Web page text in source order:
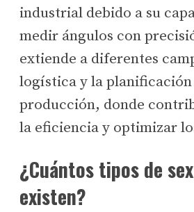
industrial debido a su
medir ángulos con
extiende a diferentes
logística y la planificación
producción, donde
la eficiencia y optimizar
¿Cuántos tipos de
existen?